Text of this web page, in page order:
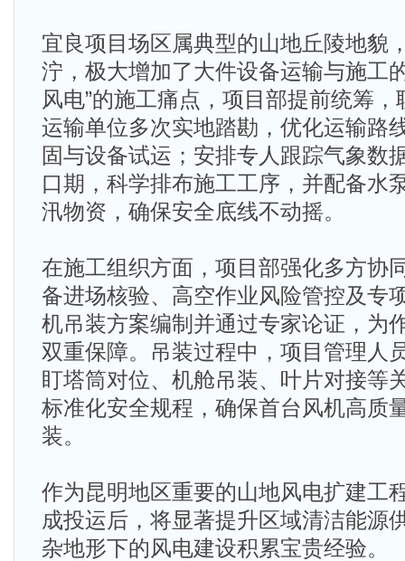
宜良项目场区属典型的山地丘陵地貌
泞，极大增加了大件设备运输与施工
风电”的施工痛点，项目部提前统筹
运输单位多次实地踏勘，优化运输路
固与设备试运；安排专人跟踪气象数
口期，科学排布施工工序，并配备水
汛物资，确保安全底线不动摇。
在施工组织方面，项目部强化多方协
备进场核验、高空作业风险管控及专
机吊装方案编制并通过专家论证，为
双重保障。吊装过程中，项目管理人
盯塔筒对位、机舱吊装、叶片对接等
标准化安全规程，确保首台风机高质
装。
作为昆明地区重要的山地风电扩建工
成投运后，将显著提升区域清洁能源
杂地形下的风电建设积累宝贵经验。